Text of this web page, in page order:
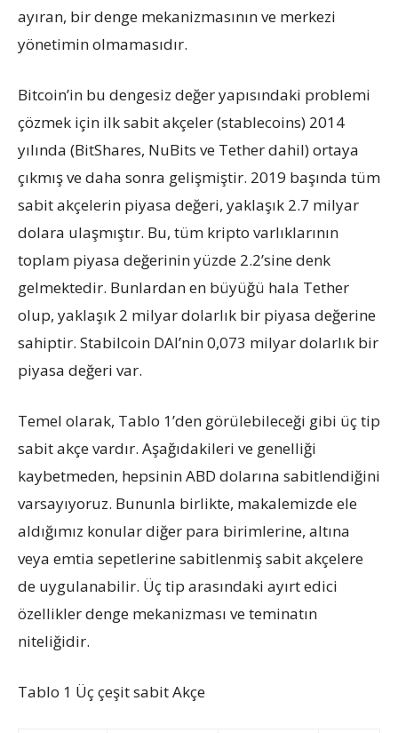
ayıran, bir denge mekanizmasının ve merkezi
yönetimin olmamasıdır.
Bitcoin’in bu dengesiz değer yapısındaki problemi
çözmek için ilk sabit akçeler (stablecoins) 2014
yılında (BitShares, NuBits ve Tether dahil) ortaya
çıkmış ve daha sonra gelişmiştir. 2019 başında tüm
sabit akçelerin piyasa değeri, yaklaşık 2.7 milyar
dolara ulaşmıştır. Bu, tüm kripto varlıklarının
toplam piyasa değerinin yüzde 2.2’sine denk
gelmektedir. Bunlardan en büyüğü hala Tether
olup, yaklaşık 2 milyar dolarlık bir piyasa değerine
sahiptir. Stabilcoin DAI’nin 0,073 milyar dolarlık bir
piyasa değeri var.
Temel olarak, Tablo 1’den görülebileceği gibi üç tip
sabit akçe vardır. Aşağıdakileri ve genelliği
kaybetmeden, hepsinin ABD dolarına sabitlendiğini
varsayıyoruz. Bununla birlikte, makalemizde ele
aldığımız konular diğer para birimlerine, altına
veya emtia sepetlerine sabitlenmiş sabit akçelere
de uygulanabilir. Üç tip arasındaki ayırt edici
özellikler denge mekanizması ve teminatın
niteliğidir.
Tablo 1 Üç çeşit sabit Akçe